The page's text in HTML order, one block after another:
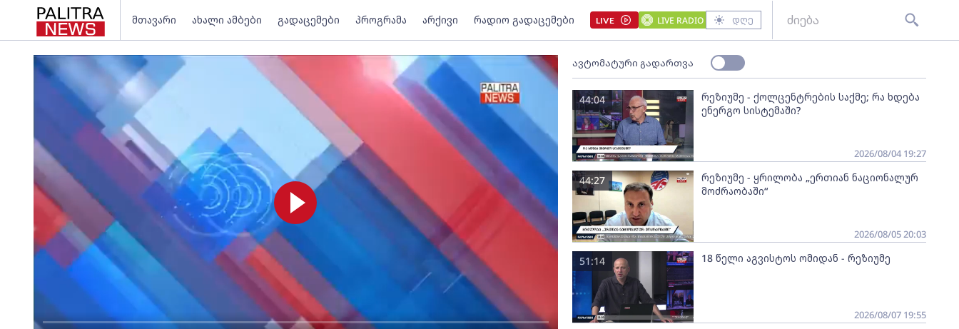
მთავარი ახალი ამბები გადაცემები პროგრამა არქივი რადიო გადაცემები LIVE LIVE RADIO დღე
ავტომატური გადართვა
რეზიუმე - ქოლცენტრების საქმე; რა ხდება
ენერგო სისტემაში?
44:04
2026/08/04 19:27
რეზიუმე - ყრილობა „ერთიან ნაციონალურ
მოძრაობაში“
44:27
2026/08/05 20:03
18 წელი აგვისტოს ომიდან - რეზიუმე
51:14
2026/08/07 19:55